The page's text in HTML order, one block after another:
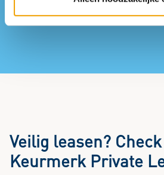
Veilig leasen?
Keurmerk Private